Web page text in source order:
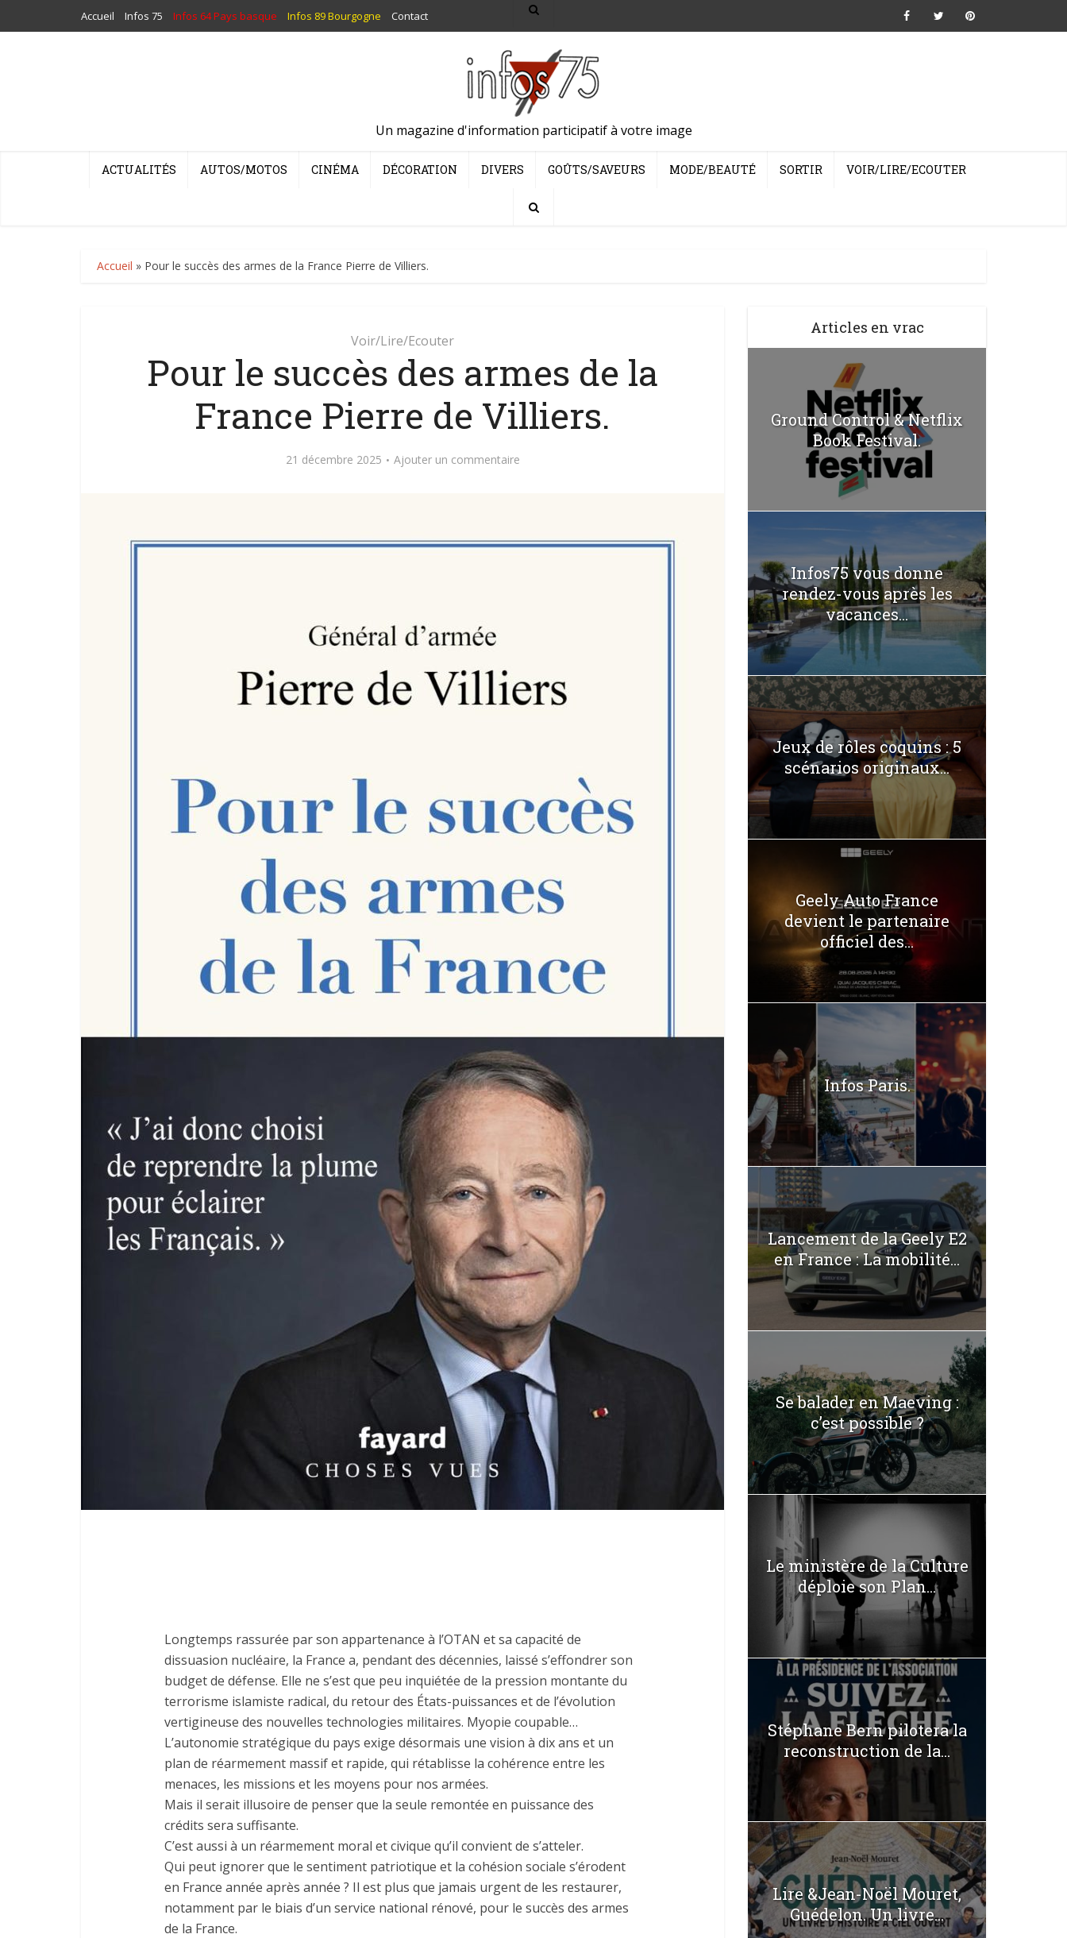
Accueil Infos 75 Infos 64 Pays basque Infos 89 Bourgogne Contact
Un magazine d'information participatif à votre image
ACTUALITÉS AUTOS/MOTOS CINÉMA DÉCORATION DIVERS GOÛTS/SAVEURS MODE/BEAUTÉ SORTIR VOIR/LIRE/ECOUTER
Accueil » Pour le succès des armes de la France Pierre de Villiers.
Voir/Lire/Ecouter
Pour le succès des armes de la
France Pierre de Villiers.
21 décembre 2025 Ajouter un commentaire
Longtemps rassurée par son appartenance à l’OTAN et sa capacité de
dissuasion nucléaire, la France a, pendant des décennies, laissé s’effondrer son
budget de défense. Elle ne s’est que peu inquiétée de la pression montante du
terrorisme islamiste radical, du retour des États-puissances et de l’évolution
vertigineuse des nouvelles technologies militaires. Myopie coupable…
L’autonomie stratégique du pays exige désormais une vision à dix ans et un
plan de réarmement massif et rapide, qui rétablisse la cohérence entre les
menaces, les missions et les moyens pour nos armées.
Mais il serait illusoire de penser que la seule remontée en puissance des
crédits sera suffisante.
C’est aussi à un réarmement moral et civique qu’il convient de s’atteler.
Qui peut ignorer que le sentiment patriotique et la cohésion sociale s’érodent
en France année après année ? Il est plus que jamais urgent de les restaurer,
notamment par le biais d’un service national rénové, pour le succès des armes
de la France.
Articles en vrac
Ground Control & Netflix
Book Festival.
Infos75 vous donne
rendez-vous après les
vacances...
Jeux de rôles coquins : 5
scénarios originaux...
Geely Auto France
devient le partenaire
officiel des...
Infos Paris.
Lancement de la Geely E2
en France : La mobilité...
Se balader en Maeving :
c’est possible ?
Le ministère de la Culture
déploie son Plan...
Stéphane Bern pilotera la
reconstruction de la...
Lire &Jean-Noël Mouret,
Guédelon. Un livre...